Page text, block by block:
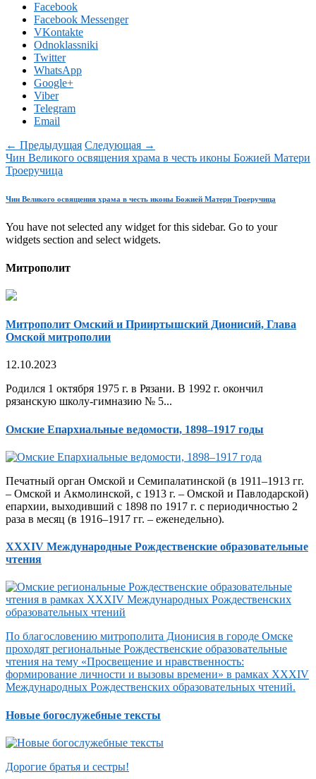
Facebook
Facebook Messenger
VKontakte
Odnoklassniki
Twitter
WhatsApp
Google+
Viber
Telegram
Email
← Предыдущая Следующая →
Чин Великого освящения храма в честь иконы Божией Матери
Троеручица
Чин Великого освящения храма в честь иконы Божией Матери Троеручица
You have not selected any widget for this sidebar. Go to your
widgets section and select widgets.
Митрополит
Митрополит Омский и Прииртышский Дионисий, Глава
Омской митрополии
12.10.2023
Родился 1 октября 1975 г. в Рязани. В 1992 г. окончил
рязанскую школу-гимназию № 5...
Омские Епархиальные ведомости, 1898–1917 годы
Печатный орган Омской и Семипалатинской (в 1911–1913 гг.
– Омской и Акмолинской, с 1913 г. – Омской и Павлодарской)
епархии, выходивший с 1898 по 1917 г. с периодичностью 2
раза в месяц (в 1916–1917 гг. – еженедельно).
XXXIV Международные Рождественские образовательные
чтения
По благословению митрополита Дионисия в городе Омске
проходят региональные Рождественские образовательные
чтения на тему «Просвещение и нравственность:
формирование личности и вызовы времени» в рамках XXXIV
Международных Рождественских образовательных чтений.
Новые богослужебные тексты
Дорогие братья и сестры!